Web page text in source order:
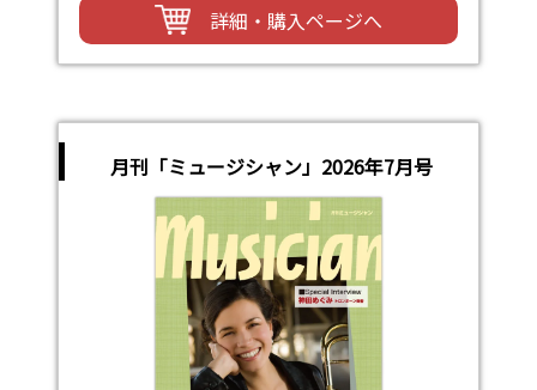
詳細・購入ページへ
月刊「ミュージシャン」2026年7月号